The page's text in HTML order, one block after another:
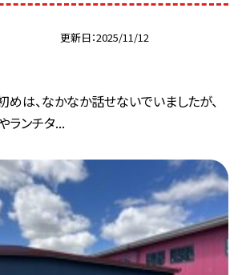
更新日 2025/11/12
めは、なかなか話せないでいましたが、
ランチタ...